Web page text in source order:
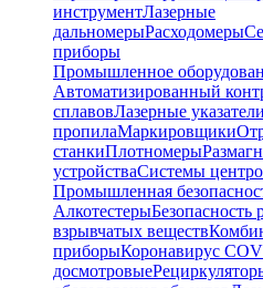
инструментЛазерные
дальномерыРасходомеры
приборы
Промышленное
Автоматизированный
сплавовЛазерные указатели
пропилаМаркировщики
станкиПлотномеры
устройстваСистемы
Промышленная
АлкотестерыБезопасность
взрывчатых веществ
приборыКоронавирус
досмотровые